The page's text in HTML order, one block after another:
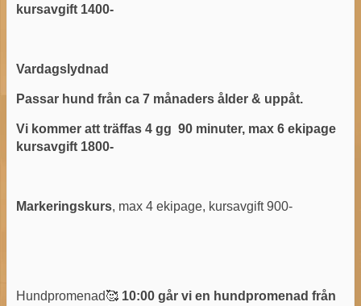
kursavgift 1400-
Vardagslydnad
Passar hund från ca 7 månaders ålder & uppåt.
Vi kommer att träffas 4 gg 90 minuter, max 6 ekipage
kursavgift 1800-
Markeringskurs, max 4 ekipage, kursavgift 900-
Hundpromenad🥰 10:00 går vi en hundpromenad från